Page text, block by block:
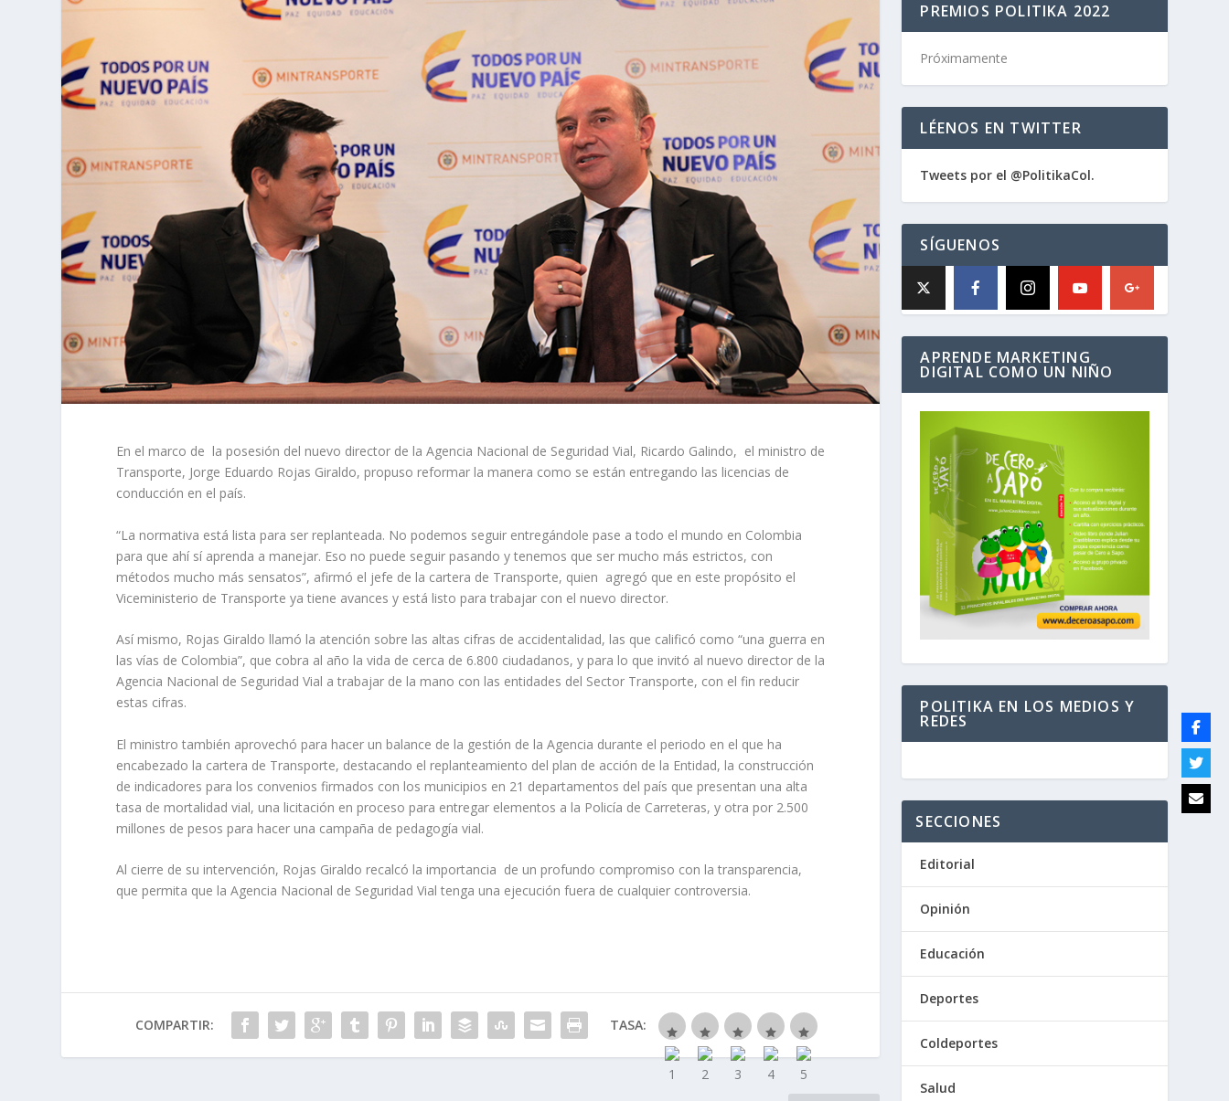
En el marco de la posesión del nuevo director de la Agencia Nacional de Seguridad Vial, Ricardo Galindo, el ministro de
Transporte, Jorge Eduardo Rojas Giraldo, propuso reformar la manera como se están entregando las licencias de
conducción en el país.
“La normativa está lista para ser replanteada. No podemos seguir entregándole pase a todo el mundo en Colombia
para que ahí sí aprenda a manejar. Eso no puede seguir pasando y tenemos que ser mucho más estrictos, con
métodos mucho más sensatos”, afirmó el jefe de la cartera de Transporte, quien agregó que en este propósito el
Viceministerio de Transporte ya tiene avances y está listo para trabajar con el nuevo director.
Así mismo, Rojas Giraldo llamó la atención sobre las altas cifras de accidentalidad, las que calificó como “una guerra en
las vías de Colombia”, que cobra al año la vida de cerca de 6.800 ciudadanos, y para lo que invitó al nuevo director de la
Agencia Nacional de Seguridad Vial a trabajar de la mano con las entidades del Sector Transporte, con el fin reducir
estas cifras.
El ministro también aprovechó para hacer un balance de la gestión de la Agencia durante el periodo en el que ha
encabezado la cartera de Transporte, destacando el replanteamiento del plan de acción de la Entidad, la construcción
de indicadores para los convenios firmados con los municipios en 21 departamentos del país que presentan una alta
tasa de mortalidad vial, una licitación en proceso para entregar elementos a la Policía de Carreteras, y otra por 2.500
millones de pesos para hacer una campaña de pedagogía vial.
Al cierre de su intervención, Rojas Giraldo recalcó la importancia de un profundo compromiso con la transparencia,
que permita que la Agencia Nacional de Seguridad Vial tenga una ejecución fuera de cualquier controversia.
COMPARTIR: TASA:
PREMIOS POLITIKA 2022
Próximamente
LÉENOS EN TWITTER
Tweets por el @PolitikaCol.
SÍGUENOS
APRENDE MARKETING
DIGITAL COMO UN NIÑO
POLITIKA EN LOS MEDIOS Y
REDES
SECCIONES
Editorial
Opinión
Educación
Deportes
Coldeportes
Salud